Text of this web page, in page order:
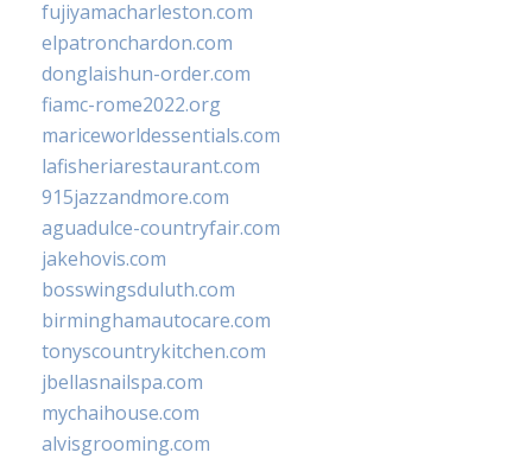
fujiyamacharleston.com
elpatronchardon.com
donglaishun-order.com
fiamc-rome2022.org
mariceworldessentials.com
lafisheriarestaurant.com
915jazzandmore.com
aguadulce-countryfair.com
jakehovis.com
bosswingsduluth.com
birminghamautocare.com
tonyscountrykitchen.com
jbellasnailspa.com
mychaihouse.com
alvisgrooming.com